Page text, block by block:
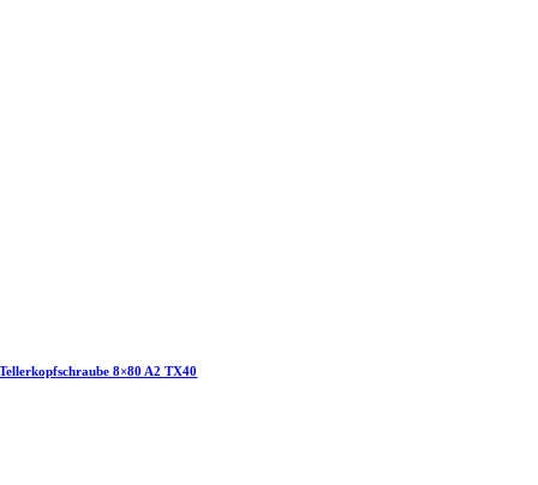
Tellerkopfschraube 8×80 A2 TX40